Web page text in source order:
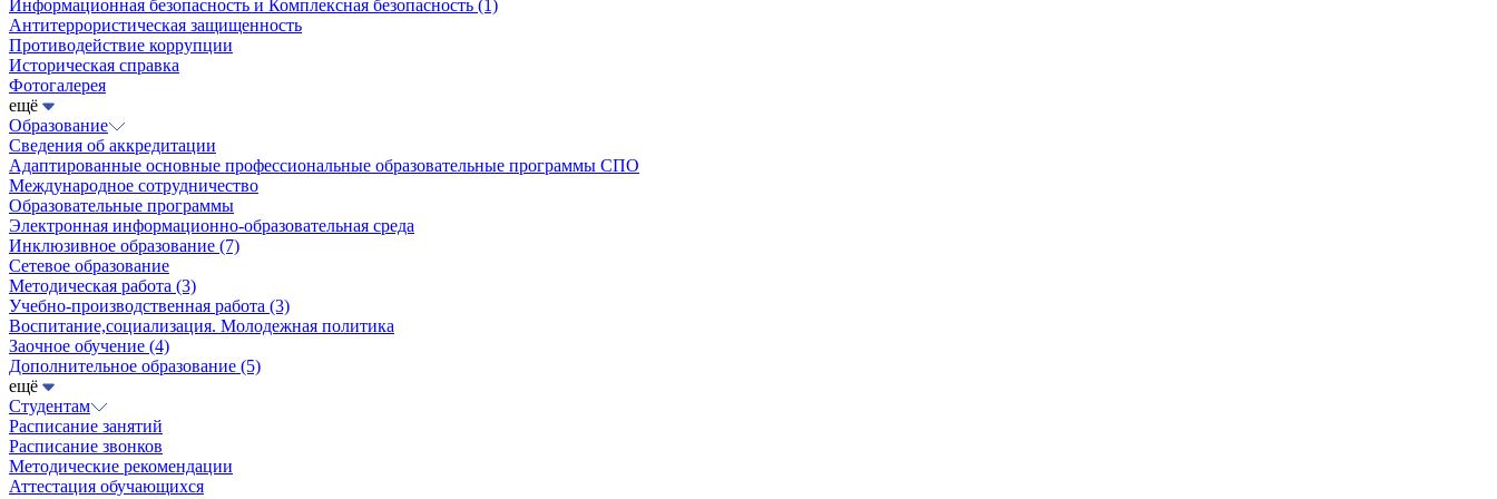
Информационная безопасность и Комплексная безопасность (1)
Антитеррористическая защищенность
Противодействие коррупции
Историческая справка
Фотогалерея
ещё
Образование
Сведения об аккредитации
Адаптированные основные профессиональные образовательные программы СПО
Международное сотрудничество
Образовательные программы
Электронная информационно-образовательная среда
Инклюзивное образование (7)
Сетевое образование
Методическая работа (3)
Учебно-производственная работа (3)
Воспитание,социализация. Молодежная политика
Заочное обучение (4)
Дополнительное образование (5)
ещё
Студентам
Расписание занятий
Расписание звонков
Методические рекомендации
Аттестация обучающихся